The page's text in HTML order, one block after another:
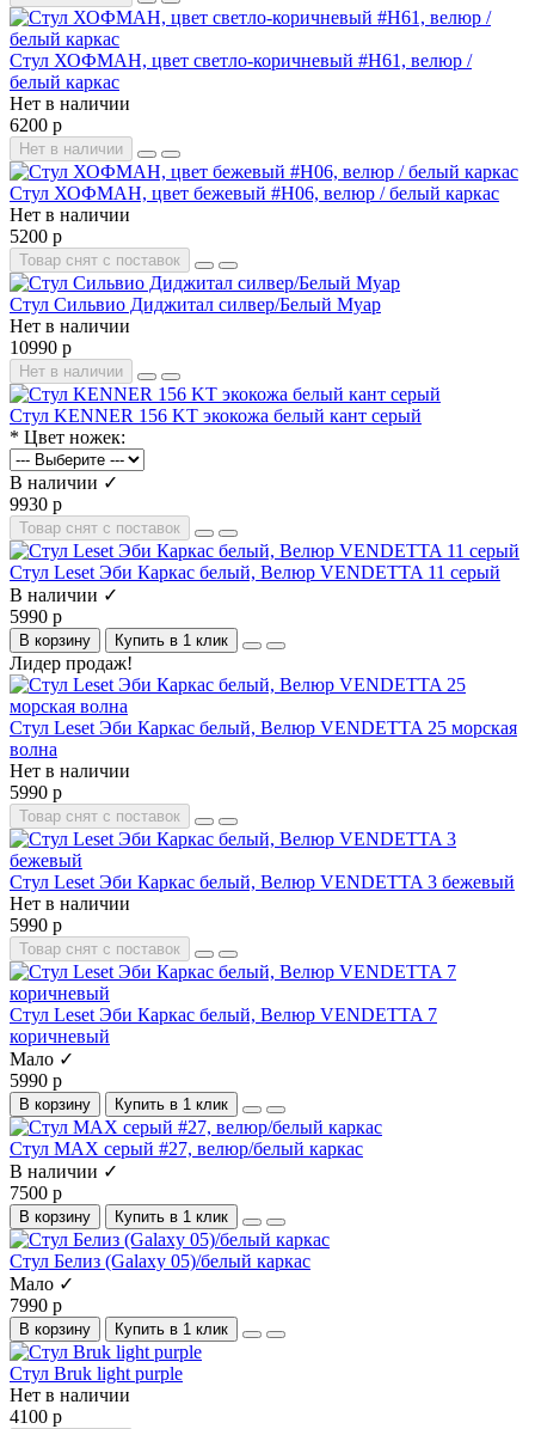
Стул ХОФМАН, цвет светло-коричневый #H61, велюр /
белый каркас
Нет в наличии
6200 р
Нет в наличии
Стул ХОФМАН, цвет бежевый #H06, велюр / белый каркас
Нет в наличии
5200 р
Товар снят с поставок
Стул Сильвио Диджитал силвер/Белый Муар
Нет в наличии
10990 р
Нет в наличии
Стул KENNER 156 KT экокожа белый кант серый
* Цвет ножек:
В наличии ✓
9930 р
Товар снят с поставок
Стул Leset Эби Каркас белый, Велюр VENDETTA 11 серый
В наличии ✓
5990 р
В корзину Купить в 1 клик
Лидер продаж!
Стул Leset Эби Каркас белый, Велюр VENDETTA 25 морская
волна
Нет в наличии
5990 р
Товар снят с поставок
Стул Leset Эби Каркас белый, Велюр VENDETTA 3 бежевый
Нет в наличии
5990 р
Товар снят с поставок
Стул Leset Эби Каркас белый, Велюр VENDETTA 7
коричневый
Мало ✓
5990 р
В корзину Купить в 1 клик
Стул MAX серый #27, велюр/белый каркас
В наличии ✓
7500 р
В корзину Купить в 1 клик
Стул Белиз (Galaxy 05)/белый каркас
Мало ✓
7990 р
В корзину Купить в 1 клик
Стул Bruk light purple
Нет в наличии
4100 р